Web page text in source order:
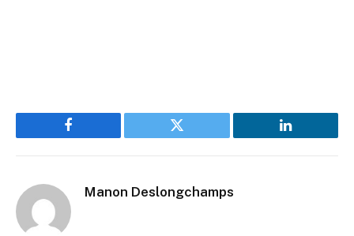
Facebook Twitter LinkedIn
Manon Deslongchamps